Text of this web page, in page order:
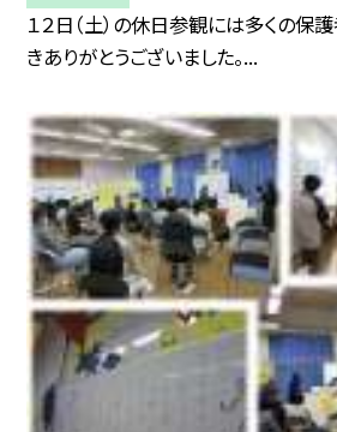
１２日（土）の休日参観には多くの保
きありがとうございました。...